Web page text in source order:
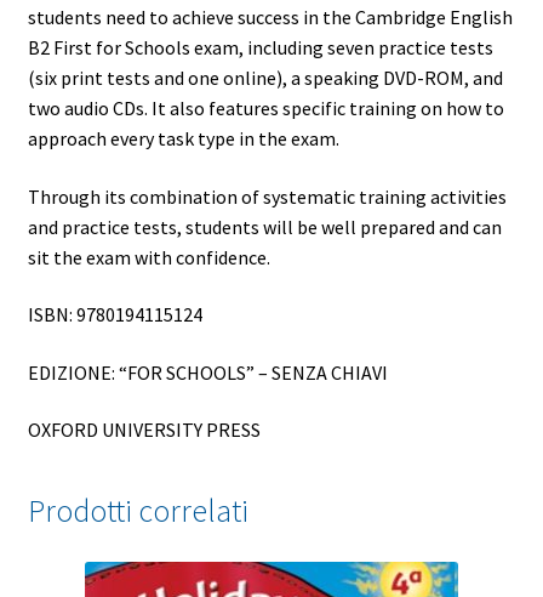
students need to achieve success in the Cambridge English
B2 First for Schools exam, including seven practice tests
(six print tests and one online), a speaking DVD-ROM, and
two audio CDs. It also features specific training on how to
approach every task type in the exam.
Through its combination of systematic training activities
and practice tests, students will be well prepared and can
sit the exam with confidence.
ISBN: 9780194115124
EDIZIONE: “FOR SCHOOLS” – SENZA CHIAVI
OXFORD UNIVERSITY PRESS
Prodotti correlati